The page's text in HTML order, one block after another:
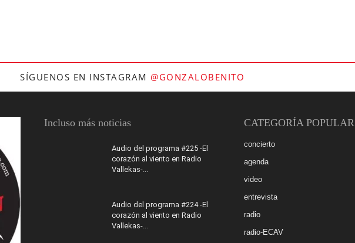
SÍGUENOS EN INSTAGRAM @GONZALOBENITO
Incluso más noticias
Audio del programa #225 -El
corazón al viento en Radio
Vallekas-...
Audio del programa #224 -El
corazón al viento en Radio
Vallekas-...
CATEGORÍA POPULAR
concierto
agenda
video
entrevista
radio
radio-ECAV